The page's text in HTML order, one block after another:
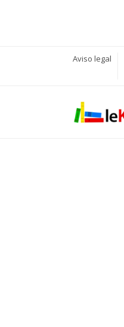
Aviso legal